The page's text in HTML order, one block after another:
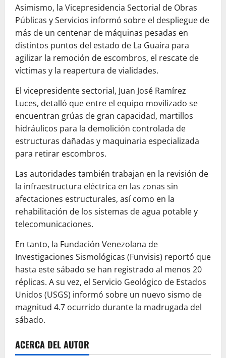
Asimismo, la Vicepresidencia Sectorial de Obras
Públicas y Servicios informó sobre el despliegue de
más de un centenar de máquinas pesadas en
distintos puntos del estado de La Guaira para
agilizar la remoción de escombros, el rescate de
víctimas y la reapertura de vialidades.
El vicepresidente sectorial, Juan José Ramírez
Luces, detalló que entre el equipo movilizado se
encuentran grúas de gran capacidad, martillos
hidráulicos para la demolición controlada de
estructuras dañadas y maquinaria especializada
para retirar escombros.
Las autoridades también trabajan en la revisión de
la infraestructura eléctrica en las zonas sin
afectaciones estructurales, así como en la
rehabilitación de los sistemas de agua potable y
telecomunicaciones.
En tanto, la Fundación Venezolana de
Investigaciones Sismológicas (Funvisis) reportó que
hasta este sábado se han registrado al menos 20
réplicas. A su vez, el Servicio Geológico de Estados
Unidos (USGS) informó sobre un nuevo sismo de
magnitud 4.7 ocurrido durante la madrugada del
sábado.
ACERCA DEL AUTOR